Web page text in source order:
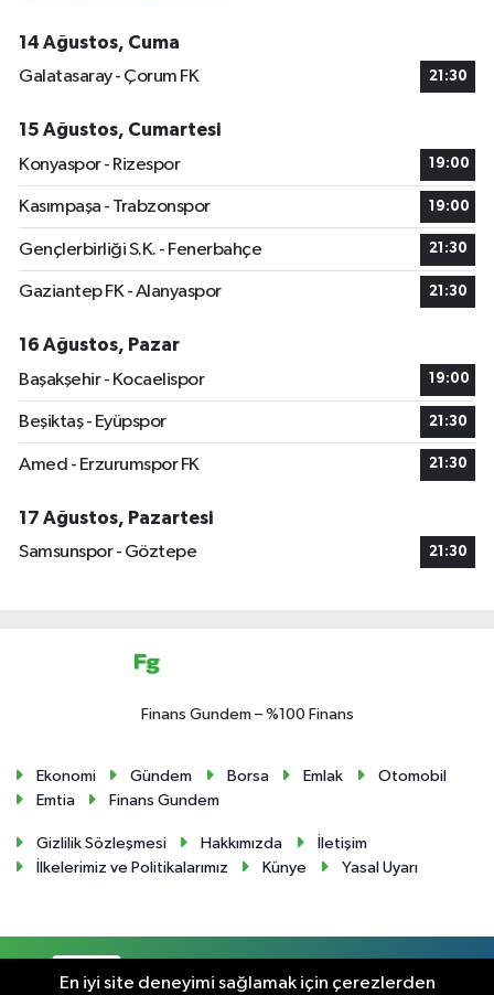
14 Ağustos, Cuma
Galatasaray - Çorum FK
21:30
15 Ağustos, Cumartesi
Konyaspor - Rizespor
19:00
Kasımpaşa - Trabzonspor 19:00
Gençlerbirliği S.K. - Fenerbahçe 21:30
Gaziantep FK - Alanyaspor 21:30
16 Ağustos, Pazar
Başakşehir - Kocaelispor
19:00
Beşiktaş - Eyüpspor 21:30
Amed - Erzurumspor FK 21:30
17 Ağustos, Pazartesi
Samsunspor - Göztepe
21:30
Finans Gundem – %100 Finans
Ekonomi Gündem Borsa Emlak
Otomobil
Emtia
Finans Gundem
Gizlilik Sözleşmesi Hakkımızda
İletişim
İlkelerimiz ve Politikalarımız
Künye Yasal Uyarı
En iyi site deneyimi sağlamak için çerezlerden